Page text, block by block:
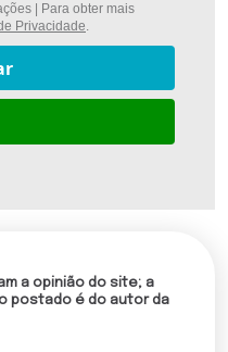
| Para obter mais
Privacidade.
a opinião do site; a
postado é do autor da